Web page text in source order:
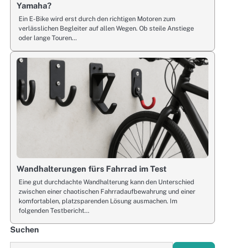
Yamaha?
Ein E-Bike wird erst durch den richtigen Motoren zum
verlässlichen Begleiter auf allen Wegen. Ob steile Anstiege
oder lange Touren…
Wandhalterungen fürs Fahrrad im Test
Eine gut durchdachte Wandhalterung kann den Unterschied
zwischen einer chaotischen Fahrradaufbewahrung und einer
komfortablen, platzsparenden Lösung ausmachen. Im
folgenden Testbericht…
Suchen